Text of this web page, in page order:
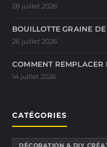
28 juillet 2026
BOUILLOTTE GRAINE
26 juillet 2026
COMMENT
14 juillet 2026
CATÉGORIES